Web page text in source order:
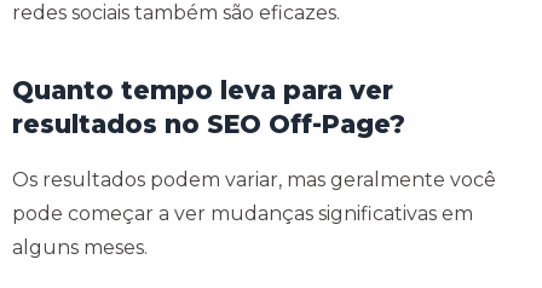
redes sociais também são eficazes.
Quanto tempo leva para ver
resultados no SEO Off-Page?
Os resultados podem variar, mas geralmente você
pode começar a ver mudanças significativas em
alguns meses.